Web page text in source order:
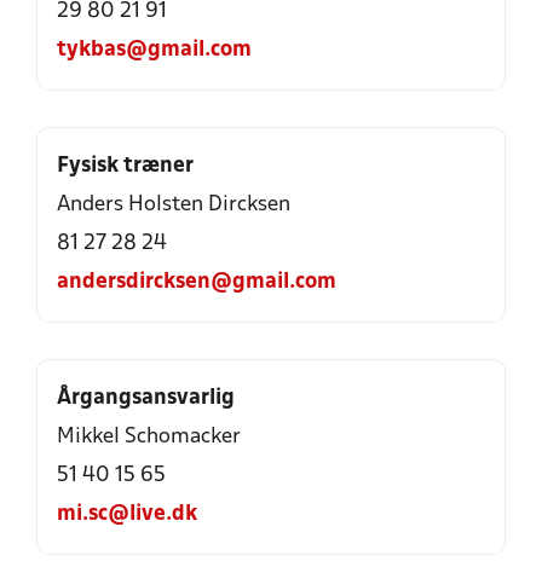
29 80 21 91
tykbas@gmail.com
Fysisk træner
Anders Holsten Dircksen
81 27 28 24
andersdircksen@gmail.com
Årgangsansvarlig
Mikkel Schomacker
51 40 15 65
mi.sc@live.dk